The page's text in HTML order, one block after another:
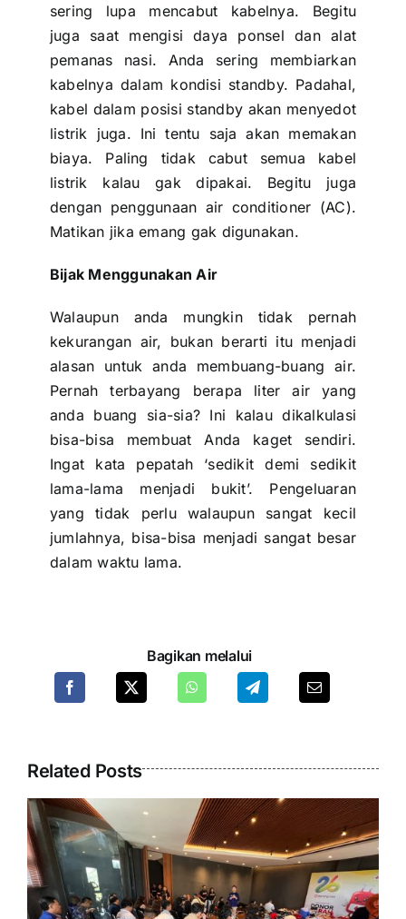
sering lupa mencabut kabelnya. Begitu
juga saat mengisi daya ponsel dan alat
pemanas nasi. Anda sering membiarkan
kabelnya dalam kondisi standby. Padahal,
kabel dalam posisi standby akan menyedot
listrik juga. Ini tentu saja akan memakan
biaya. Paling tidak cabut semua kabel
listrik kalau gak dipakai. Begitu juga
dengan penggunaan air conditioner (AC).
Matikan jika emang gak digunakan.
Bijak Menggunakan Air
Walaupun anda mungkin tidak pernah
kekurangan air, bukan berarti itu menjadi
alasan untuk anda membuang-buang air.
Pernah terbayang berapa liter air yang
anda buang sia-sia? Ini kalau dikalkulasi
bisa-bisa membuat Anda kaget sendiri.
Ingat kata pepatah ‘sedikit demi sedikit
lama-lama menjadi bukit’. Pengeluaran
yang tidak perlu walaupun sangat kecil
jumlahnya, bisa-bisa menjadi sangat besar
dalam waktu lama.
Bagikan melalui
Related Posts